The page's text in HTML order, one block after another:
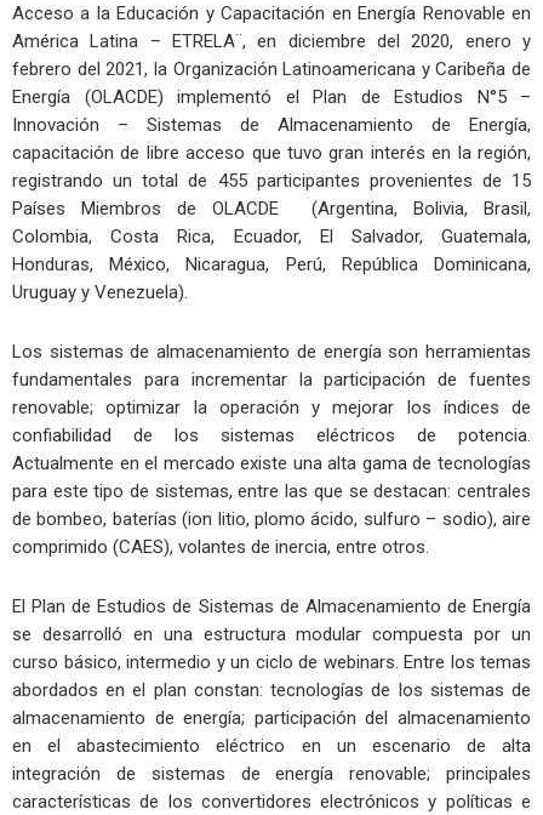
Acceso a la Educación y Capacitación en Energía Renovable en
América Latina – ETRELA¨, en diciembre del 2020, enero y
febrero del 2021, la Organización Latinoamericana y Caribeña de
Energía (OLACDE) implementó el Plan de Estudios N°5 –
Innovación – Sistemas de Almacenamiento de Energía,
capacitación de libre acceso que tuvo gran interés en la región,
registrando un total de 455 participantes provenientes de 15
Países Miembros de OLACDE (Argentina, Bolivia, Brasil,
Colombia, Costa Rica, Ecuador, El Salvador, Guatemala,
Honduras, México, Nicaragua, Perú, República Dominicana,
Uruguay y Venezuela).
Los sistemas de almacenamiento de energía son herramientas
fundamentales para incrementar la participación de fuentes
renovable; optimizar la operación y mejorar los índices de
confiabilidad de los sistemas eléctricos de potencia.
Actualmente en el mercado existe una alta gama de tecnologías
para este tipo de sistemas, entre las que se destacan: centrales
de bombeo, baterías (ion litio, plomo ácido, sulfuro – sodio), aire
comprimido (CAES), volantes de inercia, entre otros.
El Plan de Estudios de Sistemas de Almacenamiento de Energía
se desarrolló en una estructura modular compuesta por un
curso básico, intermedio y un ciclo de webinars. Entre los temas
abordados en el plan constan: tecnologías de los sistemas de
almacenamiento de energía; participación del almacenamiento
en el abastecimiento eléctrico en un escenario de alta
integración de sistemas de energía renovable; principales
características de los convertidores electrónicos y políticas e